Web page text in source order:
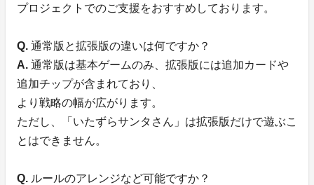
プロジェクトでのご支援をおすすめしております。
Q. 通常版と拡張版の違いは何ですか？
A. 通常版は基本ゲームのみ、拡張版には追加カードや
追加チップが含まれており、
より戦略の幅が広がります。
ただし、「いたずらサンタさん」は拡張版だけで遊ぶこ
とはできません。
Q. ルールのアレンジなど可能ですか？